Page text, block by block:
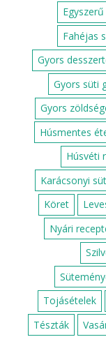
Fahéjas
Gyors
Gyors süti
Gyors
Húsmentes
Húsvéti
Karácsonyi
Köret
Nyári
Tojásételek
Tészták